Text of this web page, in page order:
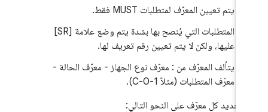
يتم تعيين المعرّف لمتطلبات MUST فقط.
المتطلبات التي يُنصح بها بشدة يتم وضع علامة [SR]
عليها، ولكن لا يتم تعيين رقم تعريف لها.
يتألف المعرّف من : معرّف نوع الجهاز - معرّف الحالة -
معرّف المتطلبات (مثلاً C-0-1).
تحديد كل معرّف على النحو التالي: